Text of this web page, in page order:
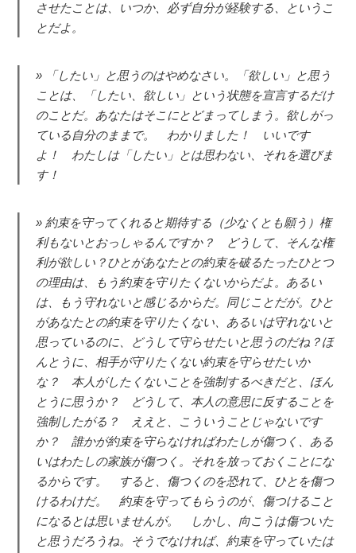
させたことは、いつか、必ず自分が経験する、というこ
とだよ。
「したい」と思うのはやめなさい。「欲しい」と思う
ことは、「したい、欲しい」という状態を宣言するだけ
のことだ。あなたはそこにとどまってしまう。欲しがっ
ている自分のままで。 わかりました！ いいです
よ！ わたしは「したい」とは思わない、それを選びま
す！
約束を守ってくれると期待する（少なくとも願う）権
利もないとおっしゃるんですか？ どうして、そんな権
利が欲しい？ひとがあなたとの約束を破るたったひとつ
の理由は、もう約束を守りたくないからだよ。あるい
は、もう守れないと感じるからだ。同じことだが。ひと
があなたとの約束を守りたくない、あるいは守れないと
思っているのに、どうして守らせたいと思うのだね？ほ
んとうに、相手が守りたくない約束を守らせたいか
な？ 本人がしたくないことを強制するべきだと、ほん
とうに思うか？ どうして、本人の意思に反することを
強制したがる？ ええと、こういうことじゃないです
か？ 誰かが約束を守らなければわたしが傷つく、ある
いはわたしの家族が傷つく。それを放っておくことにな
るからです。 すると、傷つくのを恐れて、ひとを傷つ
けるわけだ。 約束を守ってもらうのが、傷つけること
になるとは思いませんが。 しかし、向こうは傷ついた
と思うだろうね。そうでなければ、約束を守っていたは